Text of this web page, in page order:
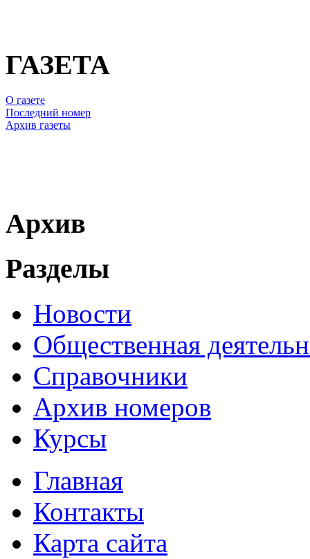
ГАЗЕТА
О газете
Последний номер
Архив газеты
Архив
Разделы
Новости
Общественная
Справочники
Архив номеров
Курсы
Главная
Контакты
Карта сайта